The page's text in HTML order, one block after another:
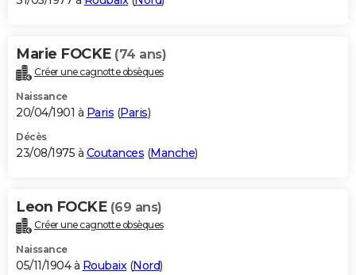
Marie FOCKE (74 ans)
Créer une cagnotte obsèques
Naissance
20/04/1901 à Paris (Paris)
Décès
23/08/1975 à Coutances (Manche)
Leon FOCKE (69 ans)
Créer une cagnotte obsèques
Naissance
05/11/1904 à Roubaix(Nord)